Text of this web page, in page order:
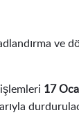
ve
17